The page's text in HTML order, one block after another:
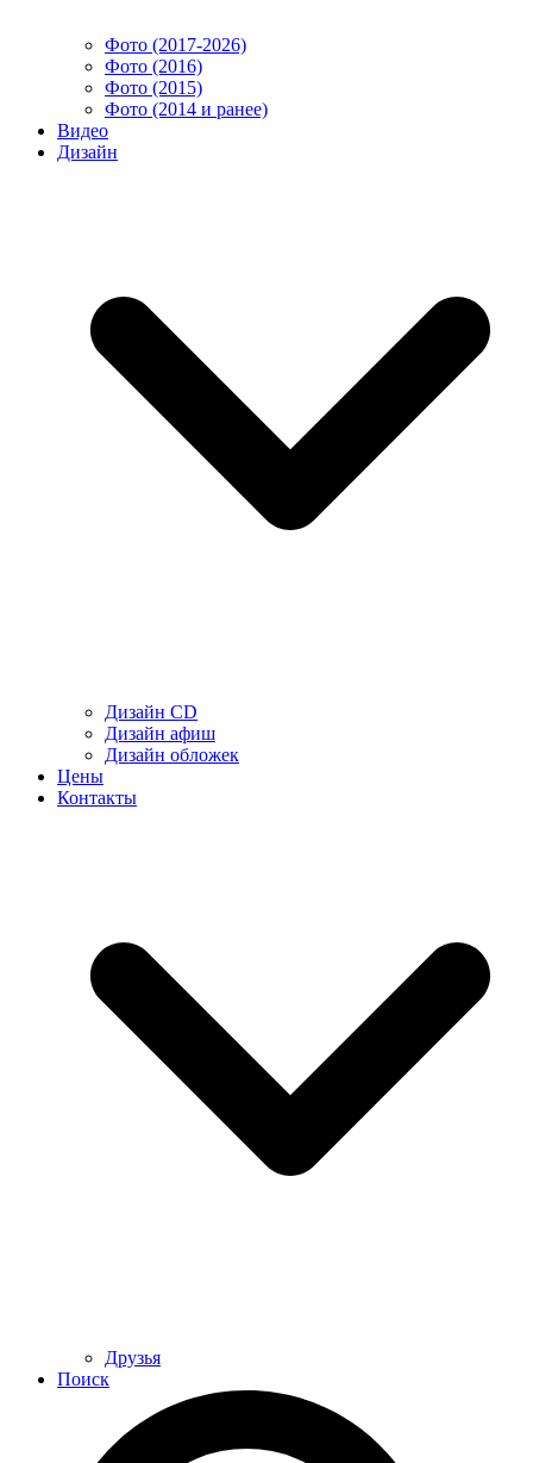
Фото (2017-2026)
Фото (2016)
Фото (2015)
Фото (2014 и ранее)
Видео
Дизайн
Дизайн CD
Дизайн афиш
Дизайн обложек
Цены
Контакты
Друзья
Поиск